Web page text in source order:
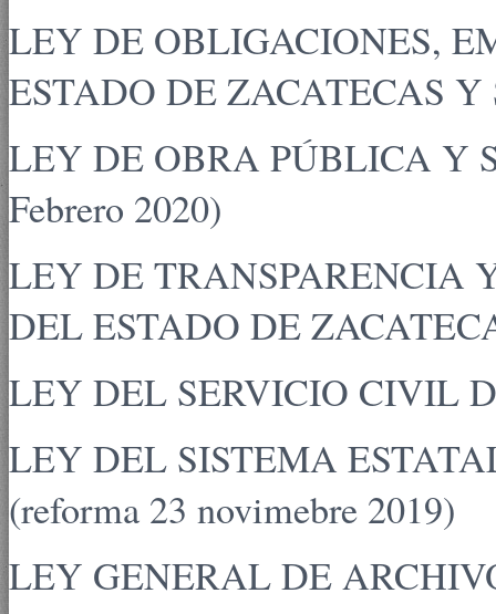
LEY DE OBLIGACIONES,
ESTADO DE ZACATECAS
LEY DE OBRA PÚBLICA Y
Febrero 2020)
LEY DE TRANSPARENCIA
DEL ESTADO DE
LEY DEL SERVICIO CIVIL
LEY DEL SISTEMA
(reforma 23 novimebre 2019)
LEY GENERAL DE